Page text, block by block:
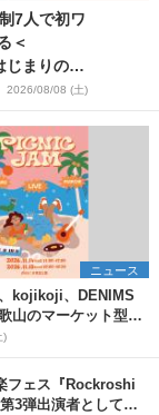
7人で初ワ
＜
まりの夏
2026/08/08 (土)
ニュース
kojikoji、DENIMS
山のマーケット型野
PICNIC JAM
ケット発売開始
)
フェス『Rockroshi
3弾出演者として